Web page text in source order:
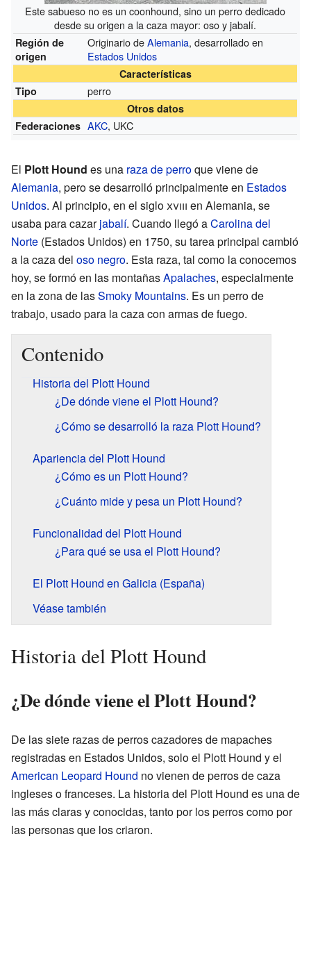
Este sabueso no es un coonhound, sino un perro dedicado
desde su origen a la caza mayor: oso y jabalí.
Región de
origen
Originario deAlemania, desarrollado en
Estados Unidos
Características
Tipo
perro
Otros datos
Federaciones AKC, UKC
El Plott Hound es una raza de perroque viene de
Alemania, pero se desarrolló principalmente en Estados
Unidos. Al principio, en el sigloxviii en Alemania, se
usaba para cazarjabalí. Cuando llegó aCarolina del
Norte (Estados Unidos) en 1750, su tarea principal cambió
a la caza del oso negro. Esta raza, tal como la conocemos
hoy, se formó en las montañasApalaches, especialmente
en la zona de lasSmoky Mountains. Es un perro de
trabajo, usado para la caza con armas de fuego.
Contenido
Historia del Plott Hound
¿De dónde viene el Plott Hound?
¿Cómo se desarrolló la raza Plott Hound?
Apariencia del Plott Hound
¿Cómo es un Plott Hound?
¿Cuánto mide y pesa un Plott Hound?
Funcionalidad del Plott Hound
¿Para qué se usa el Plott Hound?
El Plott Hound en Galicia (España)
Véase también
Historia del Plott Hound
¿De dónde viene el Plott Hound?
De las siete razas de perros cazadores de mapaches
registradas en Estados Unidos, solo el Plott Hound y el
American Leopard Hound no vienen de perros de caza
ingleses o franceses. La historia del Plott Hound es una de
las más claras y conocidas, tanto por los perros como por
las personas que los criaron.